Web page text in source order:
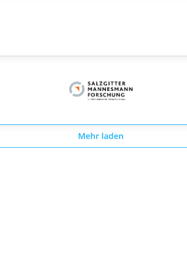
Mehr laden